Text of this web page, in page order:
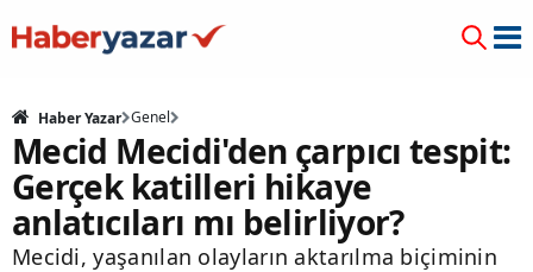
Haber Yazar Genel
Mecid Mecidi'den çarpıcı tespit:
Gerçek katilleri hikaye
anlatıcıları mı belirliyor?
Mecidi, yaşanılan olayların aktarılma biçiminin